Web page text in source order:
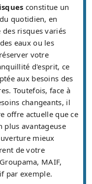
constitue un
quotidien, en
risques variés
eaux ou les
votre
d'esprit, ce
aux besoins des
Toutefois, face à
changeants, il
offre actuelle que ce
avantageuse
mieux
de votre
MAIF,
par exemple.